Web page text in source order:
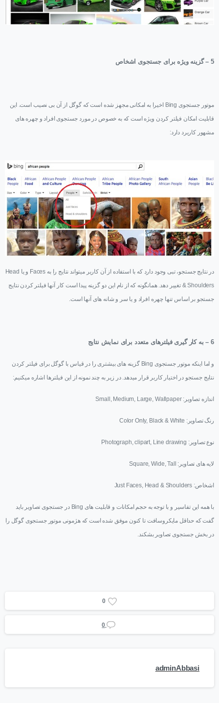
5 – گزینه ویژه برای جستجوی اشخاص
موتور جستجوی Bing اخیرا به امکانی مجهز شده است که گوگل از آن بی نصیب است. این
قابلیت امکان فیلتر کردن ویژه است که به خصوص در مورد جستجوی افراد و چهره های
مشهور کاربرد دارد:
در نتایج جستجو، تبی وجود دارد که با استفاده از آن کاربر میتواند نتایج را به Faces و یا Head
& Shoulders تغییر دهد. همانگونه که از نام این دو گزینه پیدا است کار آنها فیلتر کردن نتایج
جستجو بر اساس تنها چهره افراد و یا سر و شانه های آنها است.
6 – به کار گیری فیلترهای متعدد برای نمایش نتایج
و اما اینکه موتور جستجوی Bing گزینه های بیشتری را در قیاس با گوگل برای فیلتر کردن
نتایج جستجو در اختیار کاربر قرار میدهد. در زیر به چند نمونه از این فیلترها اشاره میکنیم:
اندازه تصاویر:Small, Medium, Large, Wallpaper
رنگ تصاویر: Color Only, Black & White
نوع تصاویر: Photograph, clipart, Line drawing
لایه های تصاویر: Square, Wide, Tall
اشخاص: Just Faces, Head & Shoulders
با همه این تفاسیر و با توجه به حجم امکانات و قابلیت های Bing در جستجوی تصاویر باید
گفت که حداقل مایکروسافت تا کنون موفق شده است که هژمونی موتور جستجوی گوگل را
در بخش جستجوی تصاویر بشکند.
0
0
adminAbbasi